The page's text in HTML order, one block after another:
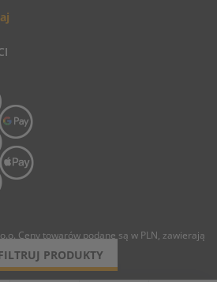
Ceny towarów podane są w PLN, zawierają
dostawy.
PRODUKTY